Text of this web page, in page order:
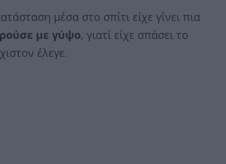
μέσα στο σπίτι είχε γίνει πια
με γύψο, γιατί είχε σπάσει το
έλεγε.